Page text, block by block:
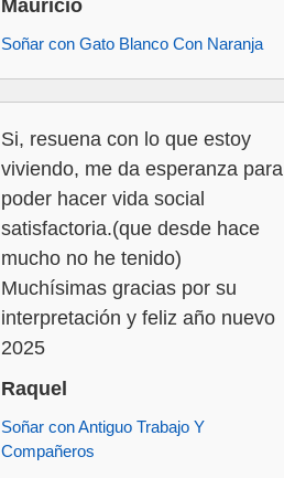
Mauricio
Soñar con Gato Blanco Con Naranja
Si, resuena con lo que estoy
viviendo, me da esperanza para
poder hacer vida social
satisfactoria.(que desde hace
mucho no he tenido)
Muchísimas gracias por su
interpretación y feliz año nuevo
2025
Raquel
Soñar con Antiguo Trabajo Y
Compañeros